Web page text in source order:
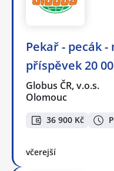
Pekař - pecák
příspěvek 20
Globus ČR, v.o.s.
Olomouc
36 900 Kč
včerejší